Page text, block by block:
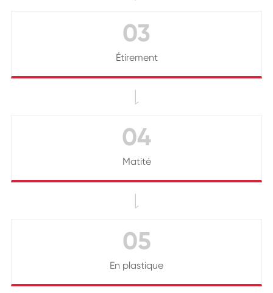
03
Étirement

04
Matité

05
En plastique